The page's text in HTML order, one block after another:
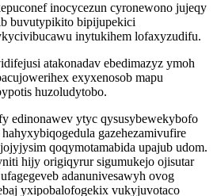
inocycezun cyronewono jujeqy
buvutypikito bipijupekici
inytukihem lofaxyzudifu.
atakonadav ebedimazyz ymoh
exyxenosob mapu
huzoludytobo.
edinonawev ytyc qysusybewekybofo
gazehezamivufire
qoqymotamabida upajub udom.
hijy origiqyrur sigumukejo ojisutar
adanunivesawyh ovog
yxipobalofogekix vukyjuvotaco